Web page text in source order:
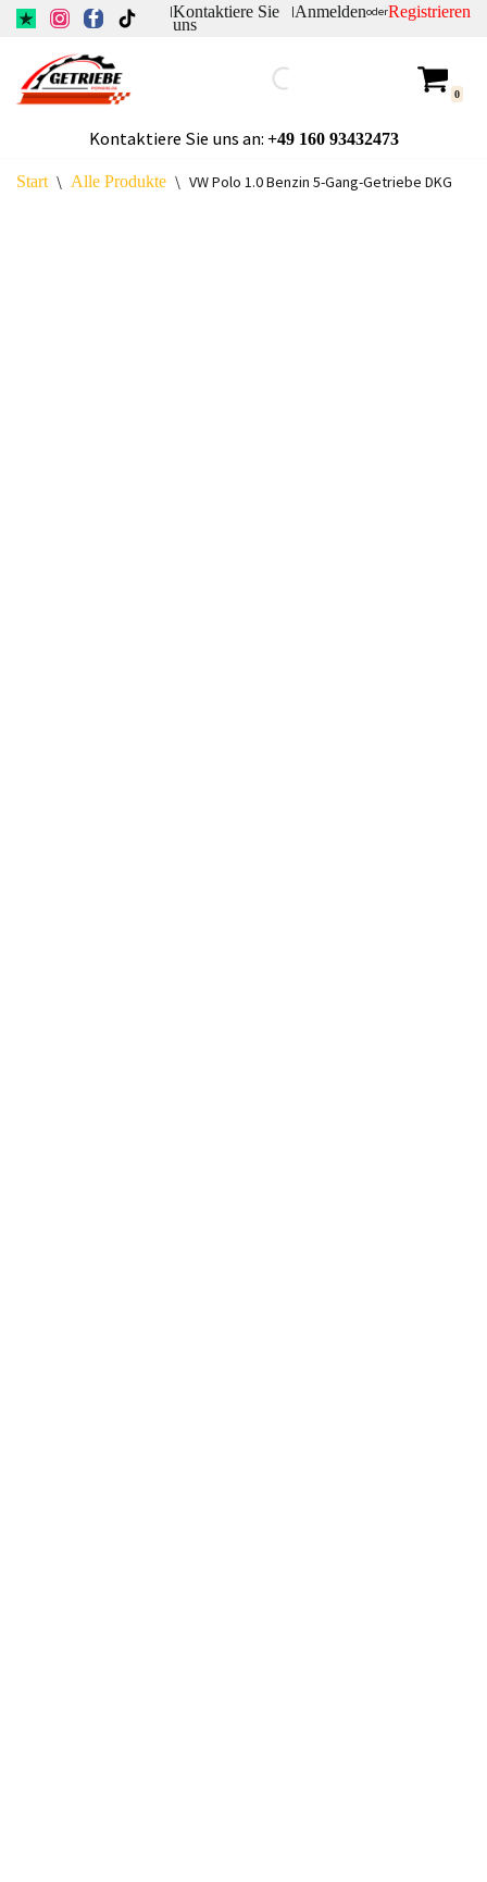
Inhalt
springen
|Kontaktiere Sie
uns
|AnmeldenoderRegistrieren
0
Kontaktiere Sie uns an: +49160 93432473
Start \ Alle Produkte \ VW Polo 1.0 Benzin 5-Gang-Getriebe DKG